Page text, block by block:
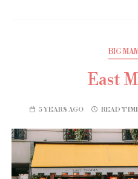
BIG
East
5 YEARS AGO READ